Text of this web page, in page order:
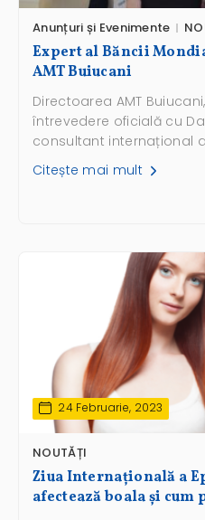
Anunțuri și Evenimente
Expert al Băncii
AMT Buiucani
Directoarea AMT
întrevedere oficială cu
consultant internațional
Citește mai mult
24 Februarie, 2023
NOUTĂȚI
Ziua Internațională a
afectează boala și